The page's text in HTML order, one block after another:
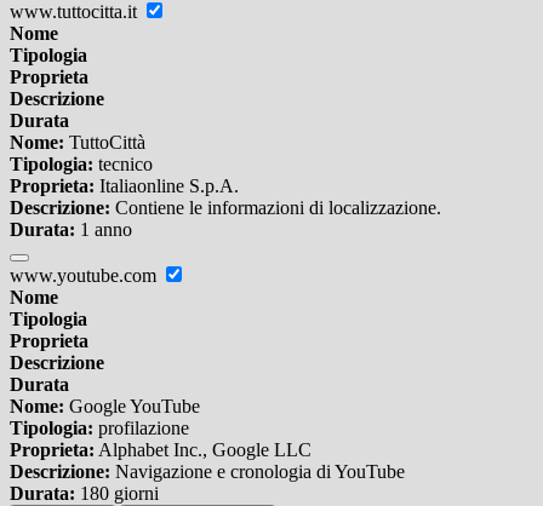
www.tuttocitta.it
Nome
Tipologia
Proprieta
Descrizione
Durata
Nome: TuttoCittà
Tipologia: tecnico
Proprieta: Italiaonline S.p.A.
Descrizione: Contiene le informazioni di localizzazione.
Durata: 1 anno
www.youtube.com
Nome
Tipologia
Proprieta
Descrizione
Durata
Nome: Google YouTube
Tipologia: profilazione
Proprieta: Alphabet Inc., Google LLC
Descrizione: Navigazione e cronologia di YouTube
Durata: 180 giorni